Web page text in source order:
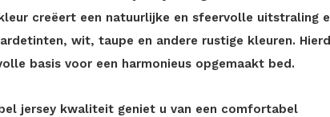
creëert een natuurlijke en sfeervolle uitstraling
wit, taupe en andere rustige kleuren.
basis voor een harmonieus opgemaakt bed.
jersey kwaliteit geniet u van een comfortabel